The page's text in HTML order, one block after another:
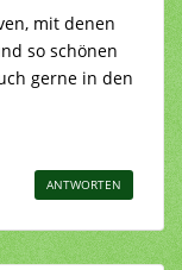
mit denen
so schönen
gerne in den
ANTWORTEN